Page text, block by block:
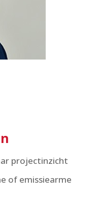
projectinzicht
of emissiearme